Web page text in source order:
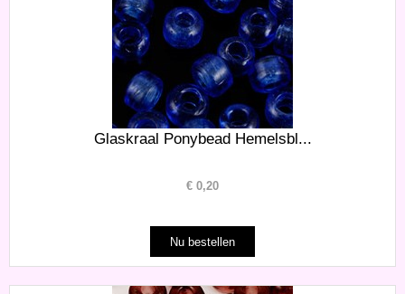
Glaskraal Ponybead Hemelsbl...
€ 0,20